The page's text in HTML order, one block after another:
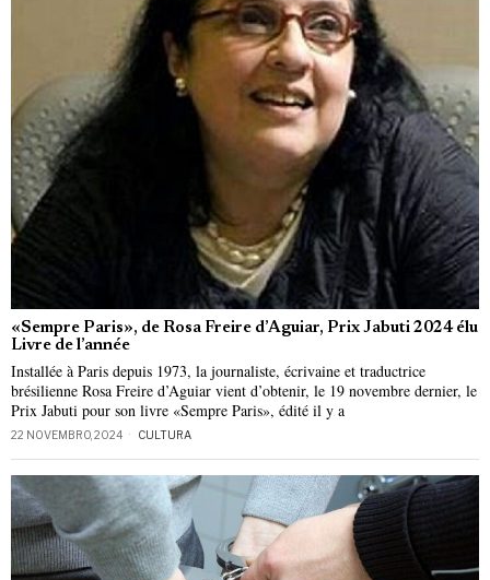
«Sempre Paris», de Rosa Freire d’Aguiar, Prix Jabuti 2024 élu
Livre de l’année
Installée à Paris depuis 1973, la journaliste, écrivaine et traductrice
brésilienne Rosa Freire d’Aguiar vient d’obtenir, le 19 novembre dernier, le
Prix Jabuti pour son livre «Sempre Paris», édité il y a
22 NOVEMBRO, 2024 CULTURA